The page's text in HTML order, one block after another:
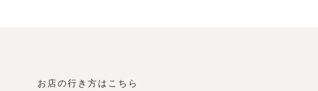
お店の行き方はこちら